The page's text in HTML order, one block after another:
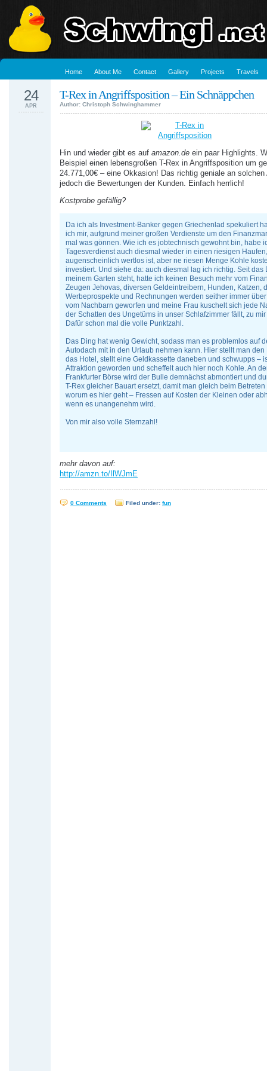
Home About Me Contact Gallery Projects Travels
T-Rex in Angriffsposition – Ein Schnäppchen
Author: Christoph Schwinghammer
24
APR
Hin und wieder gibt es auf amazon.de ein paar Highlights.
Beispiel einen lebensgroßen T-Rex in Angriffsposition um
24.771,00€ – eine Okkasion! Das richtig geniale an solchen
jedoch die Bewertungen der Kunden. Einfach herrlich!
Kostprobe gefällig?
Da ich als Investment-Banker gegen Griechenlad spekuliert
ich mir, aufgrund meiner großen Verdienste um den
mal was gönnen. Wie ich es jobtechnisch gewohnt bin, habe
Tagesverdienst auch diesmal wieder in einen riesigen
augenscheinlich wertlos ist, aber ne riesen Menge Kohle
investiert. Und siehe da: auch diesmal lag ich richtig. Seit das
meinem Garten steht, hatte ich keinen Besuch mehr vom
Zeugen Jehovas, diversen Geldeintreibern, Hunden, Katzen,
Werbeprospekte und Rechnungen werden seither immer
vom Nachbarn geworfen und meine Frau kuschelt sich jede
der Schatten des Ungetüms in unser Schlafzimmer fällt, zu mir
Dafür schon mal die volle Punktzahl.
Das Ding hat wenig Gewicht, sodass man es problemlos auf
Autodach mit in den Urlaub nehmen kann. Hier stellt man den
das Hotel, stellt eine Geldkassette daneben und schwupps –
Attraktion geworden und scheffelt auch hier noch Kohle. An
Frankfurter Börse wird der Bulle demnächst abmontiert und
T-Rex gleicher Bauart ersetzt, damit man gleich beim Betreten
worum es hier geht – Fressen auf Kosten der Kleinen oder
wenn es unangenehm wird.
Von mir also volle Sternzahl!
mehr davon auf:
http://amzn.to/IlWJmE
0 Comments Filed under: fun